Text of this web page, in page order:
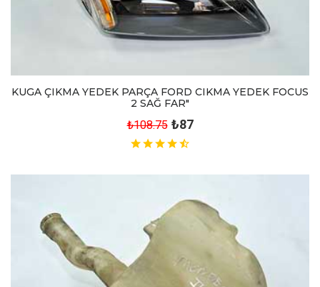
KUGA ÇIKMA YEDEK PARÇA FORD CIKMA YEDEK FOCUS
2 SAĞ FAR"
₺108.75 ₺87